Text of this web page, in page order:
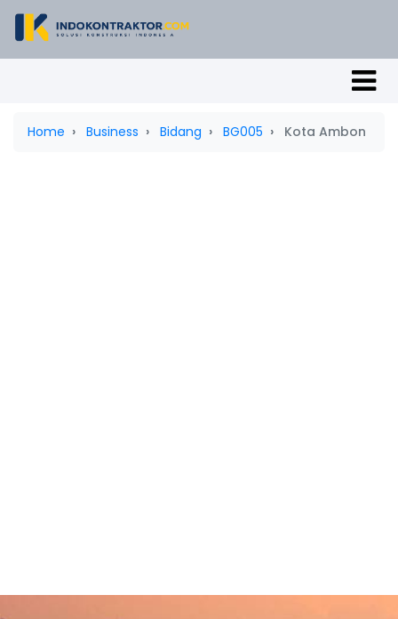
Home Business Bidang BG005 Kota Ambon